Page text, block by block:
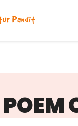
POEM